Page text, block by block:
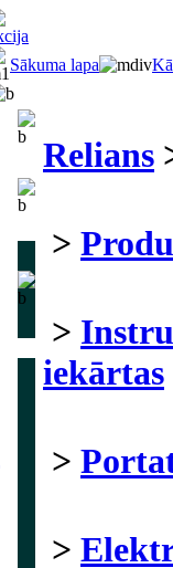
Sākuma lapa
Relians
>
>
iekārtas
>
>